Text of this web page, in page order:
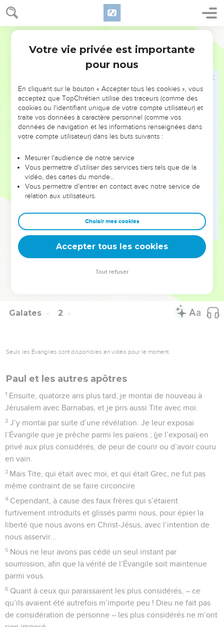
Galates 1
l’annonce parmi les païens, aussitôt je n’ai consulté ni la
chair ni le sang,
et je ne suis pas monté à Jérusalem vers ceux qui furent
apôtres avant moi, mais je partis pour l’Arabie. Puis, je revins
Trois ans plus tard, je suis monté à Jérusalem pour faire la
connaissance de Céphas, et je suis resté quinze jours chez
Mais je n’ai vu aucun autre des apôtres, si ce n’est
Jacques, le frère du Seigneur.
En vous écrivant cela, voici : devant Dieu, je ne mens pas.
Je me rendis ensuite dans les contrées de la Syrie et de la
Cilicie.
Or, mon visage était inconnu des Églises de Judée qui
sont en Christ.
nous persécutait, annonce maintenant la foi qu’il voulait
alors détruire.
Et elles glorifiaient Dieu à mon sujet.
© Société biblique française – Bibli’O, 1978, avec autorisation. Pour vous procurer
Galates 2
Seuls les Évangiles sont disponibles en vidéo pour le moment.
Paul et les autres apôtres
1 Ensuite, quatorze ans plus tard, je montai de nouveau à
Jérusalem avec Barnabas, et je pris aussi Tite avec moi.
2 J’y montai par suite d’une révélation. Je leur exposai
l’Évangile que je prêche parmi les païens ; (je l’exposai) en
privé aux plus considérés, de peur de courir ou d’avoir couru
en vain.
3 Mais Tite, qui était avec moi, et qui était Grec, ne fut pas
même contraint de se faire circoncire.
4 Cependant, à cause des faux frères qui s’étaient
furtivement introduits et glissés parmi nous, pour épier la
liberté que nous avons en Christ-Jésus, avec l’intention de
nous asservir...
5 Nous ne leur avons pas cédé un seul instant par
soumission, afin que la vérité de l’Évangile soit maintenue
parmi vous.
6 Quant à ceux qui paraissaient les plus considérés, – ce
qu’ils avaient été autrefois m’importe peu ! Dieu ne fait pas
de considération de personne – les plus considérés ne m’ont
Votre vie privée est importante
pour nous
En cliquant sur le bouton « Accepter tous les cookies », vous
acceptez que TopChrétien utilise des traceurs (comme des
cookies ou l'identifiant unique de votre compte utilisateur) et
traite vos données à caractère personnel (comme vos
données de navigation et les informations renseignées dans
votre compte utilisateur) dans les buts suivants :
Mesurer l'audience de notre service
Vous permettre d'utiliser des services tiers tels que de la
vidéo, des cartes du monde…
Vous permettre d'entrer en contact avec notre service de
relation aux utilisateurs.
Choisir mes cookies
Accepter tous les cookies
Tout refuser